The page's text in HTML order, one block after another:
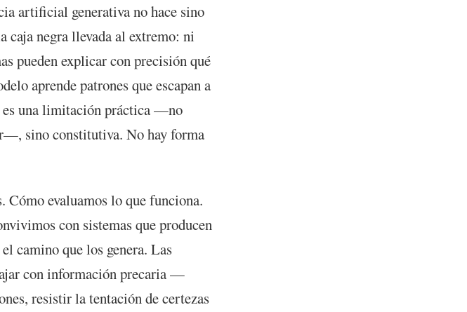
artificial generativa no hace sino
caja negra llevada al extremo: ni
pueden explicar con precisión qué
aprende patrones que escapan a
es una limitación práctica —no
sino constitutiva. No hay forma
Cómo evaluamos lo que funciona.
con sistemas que producen
camino que los genera. Las
con información precaria —
resistir la tentación de certezas